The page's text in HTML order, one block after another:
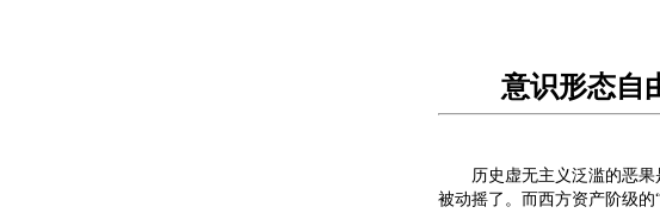
意识形态自
历史虚无主义泛滥的恶果
被动摇了。而西方资产阶级